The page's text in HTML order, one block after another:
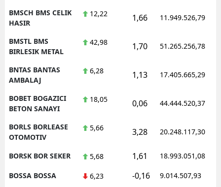
BMSCH BMS CELIK
HASIR
12,22 1,66 11.949.526,79
BMSTL BMS
BIRLESIK METAL
42,98 1,70 51.265.256,78
BNTAS BANTAS
AMBALAJ
6,28 1,13 17.405.665,29
BOBET BOGAZICI
BETON SANAYI
18,05 0,06 44.444.520,37
BORLS BORLEASE
OTOMOTIV
5,66 3,28 20.248.117,30
BORSK BOR SEKER 5,68 1,61 18.993.051,08
BOSSA BOSSA 6,23 -0,16 9.014.507,93